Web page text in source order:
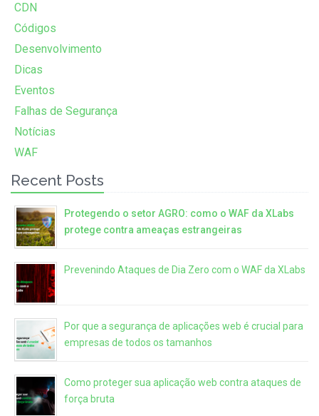
CDN
Códigos
Desenvolvimento
Dicas
Eventos
Falhas de Segurança
Notícias
WAF
Recent Posts
Protegendo o setor AGRO: como o WAF da XLabs
protege contra ameaças estrangeiras
Prevenindo Ataques de Dia Zero com o WAF da XLabs
Por que a segurança de aplicações web é crucial para
empresas de todos os tamanhos
Como proteger sua aplicação web contra ataques de
força bruta